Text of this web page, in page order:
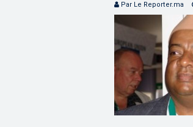
Par Le Reporter.ma